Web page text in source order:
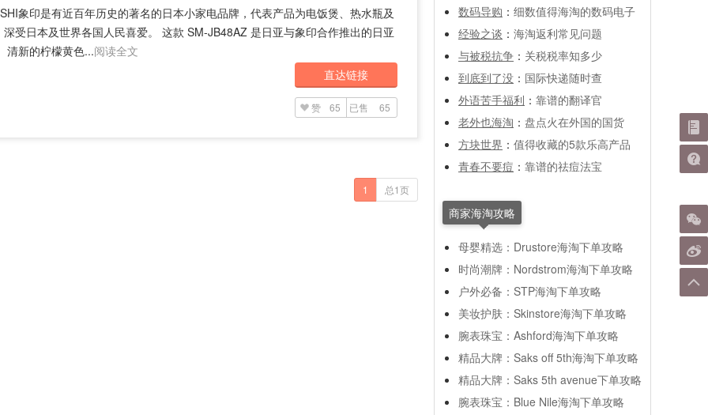
象印是有近百年历史的著名的日本小家电品牌，代表产品为电饭煲、热水瓶及
深受日本及世界各国人民喜爱。 这款 SM-JB48AZ 是日亚与象印合作推出的日亚
清新的柠檬黄色...阅读全文
直达链接
赞 65 已售 65
1 总1页
数码导购 ： 细数值得海淘的数码电子
经验之谈 ： 海淘返利常见问题
与被税抗争 ： 关税税率知多少
到底到了没 ： 国际快递随时查
外语苦手福利 ： 靠谱的翻译官
老外也海淘 ： 盘点火在外国的国货
方块世界 ： 值得收藏的5款乐高产品
青春不要痘 ： 靠谱的祛痘法宝
商家海淘攻略
母婴精选：Drustore海淘下单攻略
时尚潮牌：Nordstrom海淘下单攻略
户外必备：STP海淘下单攻略
美妆护肤：Skinstore海淘下单攻略
腕表珠宝：Ashford海淘下单攻略
精品大牌：Saks off 5th海淘下单攻略
精品大牌：Saks 5th avenue下单攻略
腕表珠宝：Blue Nile海淘下单攻略